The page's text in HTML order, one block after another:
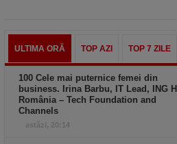
ULTIMA ORĂ TOP AZI TOP 7 ZILE
100 Cele mai puternice femei din
business. Irina Barbu, IT Lead, ING
România – Tech Foundation and
Channels
astăzi, 20:14